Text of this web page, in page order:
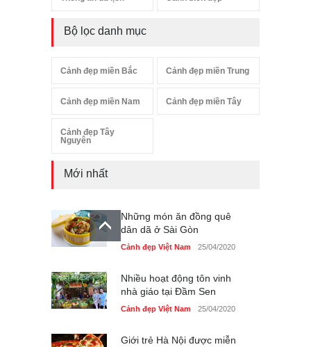
Bộ lọc danh mục
Cảnh đẹp miền Bắc Cảnh đẹp miền Trung
Cảnh đẹp miền Nam Cảnh đẹp miền Tây
Cảnh đẹp Tây
Nguyên
Mới nhất
Những món ăn đồng quê
dân dã ở Sài Gòn
Cảnh đẹp Việt Nam 25/04/2020
Nhiều hoạt động tôn vinh
nhà giáo tại Đầm Sen
Cảnh đẹp Việt Nam 25/04/2020
Giới trẻ Hà Nội được miễn